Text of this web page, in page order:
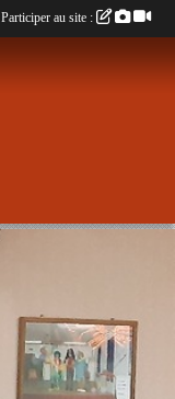
Participer au site :